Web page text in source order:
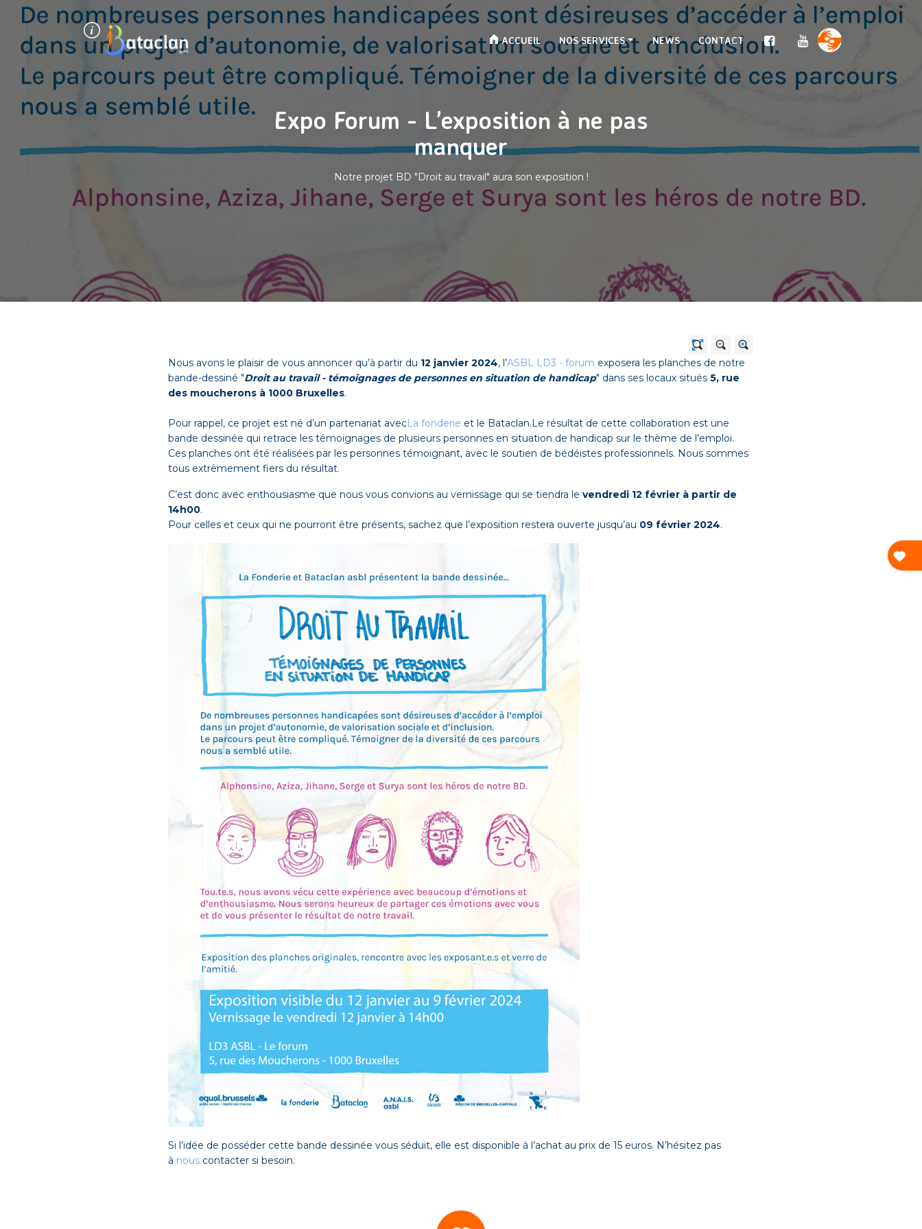
ACCUEIL NOS SERVICES NEWS CONTACT
Expo Forum - L’exposition à ne pas
manquer
Notre projet BD "Droit au travail" aura son exposition !
Nous avons le plaisir de vous annoncer qu’à partir du 12 janvier 2024, l’ASBL LD3 - forum exposera les planches de notre
bande-dessiné "Droit au travail - témoignages de personnes en situation de handicap" dans ses locaux situés 5, rue
des moucherons à 1000 Bruxelles.
Pour rappel, ce projet est né d’un partenariat avecLa fonderie et le Bataclan.Le résultat de cette collaboration est une
bande dessinée qui retrace les témoignages de plusieurs personnes en situation de handicap sur le thème de l’emploi.
Ces planches ont été réalisées par les personnes témoignant, avec le soutien de bédéistes professionnels. Nous sommes
tous extrêmement fiers du résultat.
C’est donc avec enthousiasme que nous vous convions au vernissage qui se tiendra le vendredi 12 février à partir de
14h00.
Pour celles et ceux qui ne pourront être présents, sachez que l’exposition restera ouverte jusqu’au 09 février 2024.
Si l’idée de posséder cette bande dessinée vous séduit, elle est disponible à l’achat au prix de 15 euros. N’hésitez pas
à nous contacter si besoin.
Panneau de gestion des cookies